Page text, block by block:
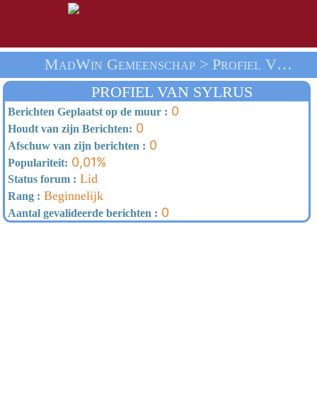
MadWin Gemeenschap > Profiel Van Sylrus > Thuis
PROFIEL VAN SYLRUS
Berichten Geplaatst op de muur : 0
Houdt van zijn Berichten: 0
Afschuw van zijn berichten : 0
Populariteit: 0,01%
Status forum : Lid
Rang : Beginnelijk
Aantal gevalideerde berichten : 0